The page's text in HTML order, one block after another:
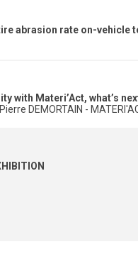
abrasion rate on-vehicle
with Materi’Act, what’s
DEMORTAIN -